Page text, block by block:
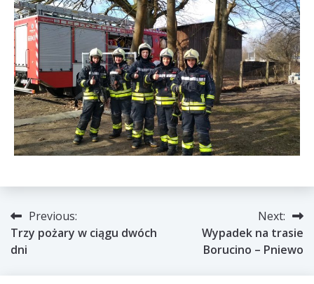
Nawigacja
wpisu
Previous:
Trzy pożary w ciągu dwóch
dni
Next:
Wypadek na trasie
Borucino – Pniewo